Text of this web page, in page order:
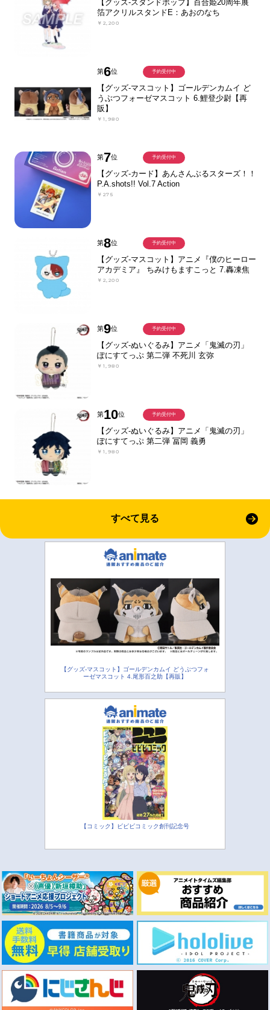
【グッズ-スタンドポップ】百合姫20周年展
箔アクリルスタンドE：あおのなち
￥2,200
第6位
【グッズ-マスコット】ゴールデンカムイ ど
うぶつフォーゼマスコット 6.鯉登少尉【再
販】
￥1,980
予約受付中
第7位
【グッズ-カード】あんさんぶるスターズ！！
P.A.shots!! Vol.7 Action
￥275
予約受付中
第8位
【グッズ-マスコット】アニメ『僕のヒーロー
アカデミア』 ちみけもますこっと 7.轟凍焦
￥2,200
予約受付中
第9位
【グッズ-ぬいぐるみ】アニメ「鬼滅の刃」
ぽにすてっぷ 第二弾 不死川 玄弥
￥1,980
予約受付中
第10位
【グッズ-ぬいぐるみ】アニメ「鬼滅の刃」
ぽにすてっぷ 第二弾 冨岡 義勇
￥1,980
予約受付中
すべて見る
【グッズ-マスコット】ゴールデンカムイ どうぶつフォ
ーゼマスコット 4.尾形百之助【再販】
【コミック】ビビビコミック創刊記念号